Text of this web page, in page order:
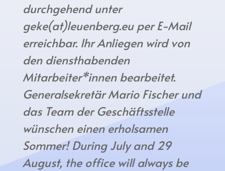
durchgehend unter
geke(at)leuenberg.eu per E-Mail
erreichbar. Ihr Anliegen wird von
den diensthabenden
Mitarbeiter*innen bearbeitet.
Generalsekretär Mario Fischer und
das Team der Geschäftsstelle
wünschen einen erholsamen
Sommer! During July and 29
August, the office will always be